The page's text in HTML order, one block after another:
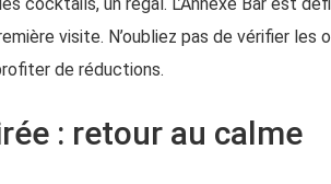
cocktails, un régal. L’Annexe Bar est
visite. N’oubliez pas de vérifier
de réductions.
: retour au calme